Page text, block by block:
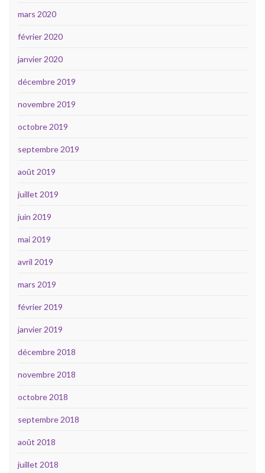
mars 2020
février 2020
janvier 2020
décembre 2019
novembre 2019
octobre 2019
septembre 2019
août 2019
juillet 2019
juin 2019
mai 2019
avril 2019
mars 2019
février 2019
janvier 2019
décembre 2018
novembre 2018
octobre 2018
septembre 2018
août 2018
juillet 2018